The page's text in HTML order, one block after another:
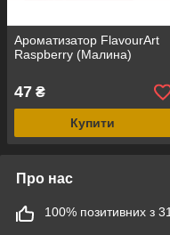
Ароматизатор FlavourArt
Raspberry (Малина)
47 ₴
Купити
Про нас
100% позитивних з